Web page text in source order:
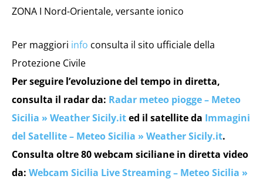
ZONA I Nord-Orientale, versante ionico
Per maggiori info consulta il sito ufficiale della
Protezione Civile
Per seguire l’evoluzione del tempo in diretta,
consulta il radar da: Radar meteo piogge – Meteo
Sicilia » Weather Sicily.ited il satellite da Immagini
del Satellite – Meteo Sicilia » Weather Sicily.it.
Consulta oltre 80 webcam siciliane in diretta video
da: Webcam Sicilia Live Streaming – Meteo Sicilia »